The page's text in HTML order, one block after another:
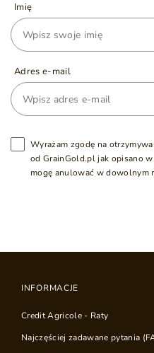
Imię
Adres e-mail
Wyrażam zgodę na
od GrainGold.pl jak opisano w
mogę anulować w dowolnym
INFORMACJE
Credit Agricole - Raty
Najczęściej zadawane pytania